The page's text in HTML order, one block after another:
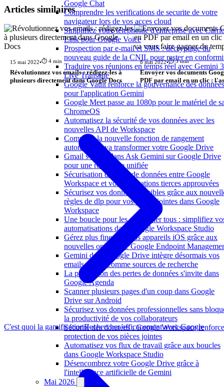
Google Chat
Comprendre les verifications de securite de votre
navigateur lors de vos acces cloud
Simplifiez votre téléphonie d'entreprise avec
Link pour Google Voice
Prospection par e-mail et SMS : décryptage du
nouveau guide de la CNIL pour rester en
Traduire vos réunions en temps réel avec Gemini
Live Translate
Google Vault renforce la gouvernance des données
pour l'application Gemini
Google Meet passe au 1080p pour le matériel de
ChromeOS
Automatisez la sécurité de vos données avec les
nouvelles API de Workspace
Comment la nouvelle fonction de rangement
automatique va transformer votre Google Drive
Gmail s'invite dans Ask Gemini sur Google Drive
pour une recherche unifiée
Sécurisation des flux de données entre Google
Workspace et vos applications tierces approuvées
Sécurisez vos données sensibles grâce aux
règles de dlp pour vos pièces jointes dans Google
Workspace
Une boucle pour les gouverner tous : simplifiez
automatisations dans Google Workspace Studio
Gérez plus finement vos appareils iOS grâce aux
nouvelles options de Google Endpoint
Gemini dans Google Drive intègre désormais vos
emails Gmail comme sources de recherche
La prévention des pertes de données s'invite dans
Google Agenda
Scanner plusieurs pages d'un coup dans Google
Drive sur Android
Sécurisez vos données professionnelles sans
la productivité de vos collaborateurs
Sécurité des données : Google Workspace
protection de vos pièces jointes
Automatisez vos flux de travail grâce aux boucles
dans Google Workspace Studio
Désencombrez votre Google Drive grâce à
l'intelligence artificielle de Gemini
Mai 2026
Articles similaires
15 mai 2022•⏱️ 4 min
Révolutionnez vos emails : rédigez-les à
plusieurs directement dans Google Docs
8 mai 2022•⏱️ 3 min
Envoyer vos documents
PDF par email en un clic :
vous faire gagner du temps
C'est quoi la gamificationRechercher efficacement avec Google